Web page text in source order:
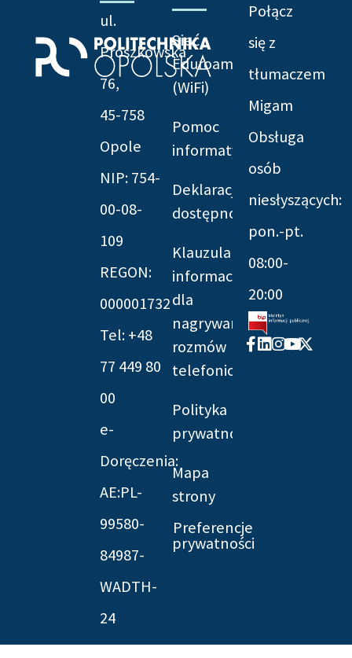
ul.
Prószkowska
76,
45-758
Opole
NIP: 754-
00-08-
109
REGON:
000001732
Tel: +48
77 449 80
00
e-
Doręczenia:
AE:PL-
99580-
84987-
WADTH-
24
Sieć
Eduroam
(WiFi)
Pomoc
informatyczna
Deklaracja
dostępności
Klauzula
informacyjna
dla
nagrywania
rozmów
telefonicznych
Polityka
prywatności
Mapa
strony
Preferencje
prywatności
Połącz
się z
tłumaczem
Migam
Obsługa
osób
niesłyszących:
pon.-pt.
08:00-
20:00
Facebook-
f
Linkedin
Instagram
Youtube
X-
twitter